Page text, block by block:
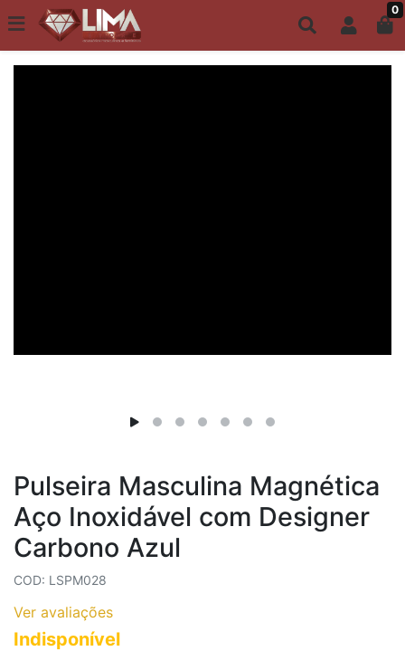
Todo site até 6X s/ juros | Frete Grátis a partir de R$149,00 0
ACESSÓRIOS MASCULINOS
Pulseira Masculina Magnética
Aço Inoxidável com Designer
Carbono Azul
COD: LSPM028
Ver avaliações
Indisponível